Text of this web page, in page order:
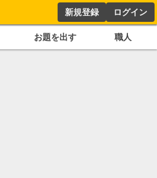
新規登録 ログイン
お題を出す 職人